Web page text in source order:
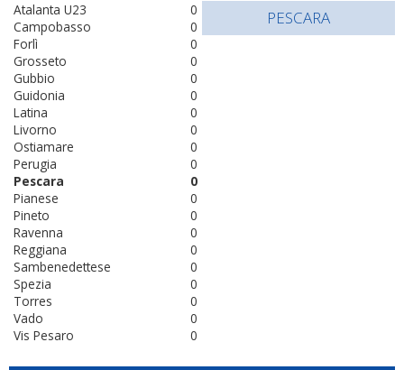
0
Atalanta U23
0
Campobasso
0
Forlì
0
Grosseto
0
Gubbio
0
Guidonia
0
Latina
0
Livorno
0
Ostiamare
0
Perugia
0
Pescara
0
Pianese
0
Pineto
0
Ravenna
0
Reggiana
0
Sambenedettese
0
Spezia
0
Torres
0
Vado
0
Vis Pesaro
PESCARA